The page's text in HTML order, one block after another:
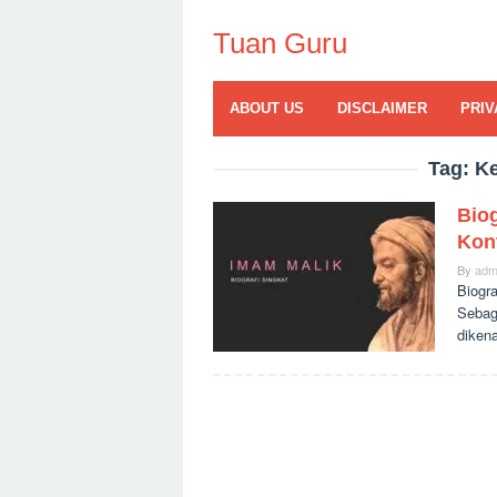
contentTuan Guru
ABOUT US DISCLAIMER
Tag:
By